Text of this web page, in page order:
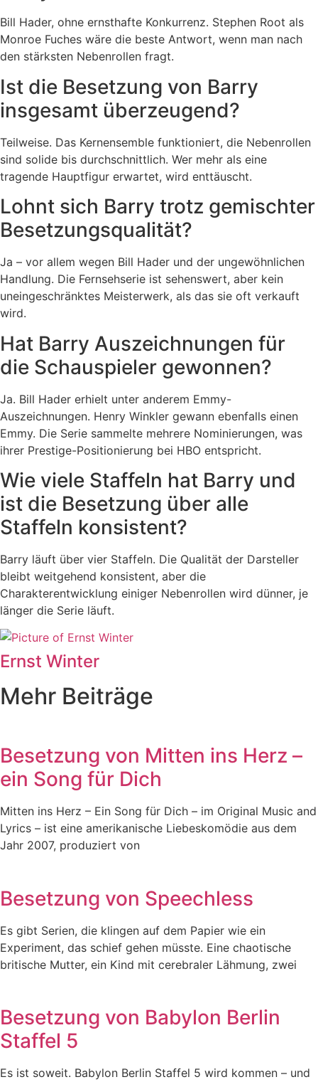
Bill Hader, ohne ernsthafte Konkurrenz. Stephen Root als
Monroe Fuches wäre die beste Antwort, wenn man nach
den stärksten Nebenrollen fragt.
Ist die Besetzung von Barry
insgesamt überzeugend?
Teilweise. Das Kernensemble funktioniert, die Nebenrollen
sind solide bis durchschnittlich. Wer mehr als eine
tragende Hauptfigur erwartet, wird enttäuscht.
Lohnt sich Barry trotz gemischter
Besetzungsqualität?
Ja – vor allem wegen Bill Hader und der ungewöhnlichen
Handlung. Die Fernsehserie ist sehenswert, aber kein
uneingeschränktes Meisterwerk, als das sie oft verkauft
wird.
Hat Barry Auszeichnungen für
die Schauspieler gewonnen?
Ja. Bill Hader erhielt unter anderem Emmy-
Auszeichnungen. Henry Winkler gewann ebenfalls einen
Emmy. Die Serie sammelte mehrere Nominierungen, was
ihrer Prestige-Positionierung bei HBO entspricht.
Wie viele Staffeln hat Barry und
ist die Besetzung über alle
Staffeln konsistent?
Barry läuft über vier Staffeln. Die Qualität der Darsteller
bleibt weitgehend konsistent, aber die
Charakterentwicklung einiger Nebenrollen wird dünner, je
länger die Serie läuft.
Ernst Winter
Mehr Beiträge
Besetzung von Mitten ins Herz –
ein Song für Dich
Mitten ins Herz – Ein Song für Dich – im Original Music and
Lyrics – ist eine amerikanische Liebeskomödie aus dem
Jahr 2007, produziert von
Besetzung von Speechless
Es gibt Serien, die klingen auf dem Papier wie ein
Experiment, das schief gehen müsste. Eine chaotische
britische Mutter, ein Kind mit cerebraler Lähmung, zwei
Besetzung von Babylon Berlin
Staffel 5
Es ist soweit. Babylon Berlin Staffel 5 wird kommen – und